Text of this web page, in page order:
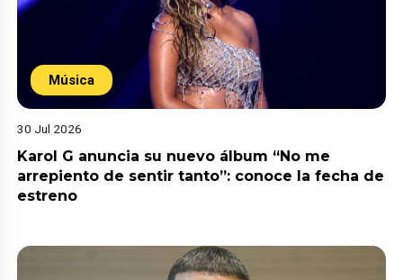
Música
30 Jul 2026
Karol G anuncia su nuevo álbum “No me
arrepiento de sentir tanto”: conoce la fecha de
estreno